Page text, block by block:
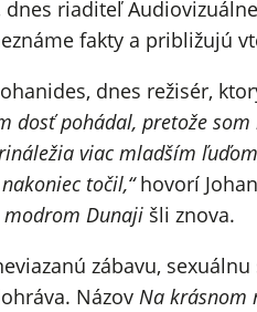
riaditeľ
fakty a približujú
dnes režisér,
dosť pohádal, pretože
viac mladším
točil,“hovorí
Dunaji šli znova.
zábavu,
Názov Na krásnom